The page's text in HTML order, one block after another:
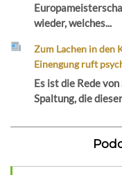
wieder, welches...
Zum Lachen in den
Einengung ruft
Es ist die Rede
Spaltung, die